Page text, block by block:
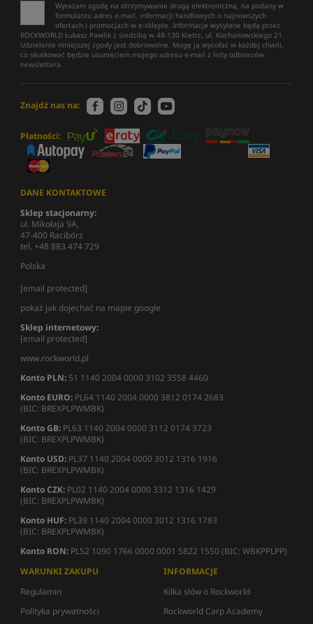
Wyrażam zgodę na otrzymywanie drogą elektroniczną, na podany w
formularzu adres e-mail, informacji handlowych o najnowszych
ofertach i promocjach w e-sklepie. Informacje wysyłane będą przez
ROCKWORLD Łukasz Pawlik z siedzibą w 48-130 Kietrz, ul. Kochanowskiego 21.
Udzielenie niniejszej zgody jest dobrowolne. Mogę ją wycofać w każdej chwili,
co skutkować będzie usunięciem mojego adresu e-mail z listy odbiorców
newslettera.
Znajdź nas na:
Płatności:
DANE KONTAKTOWE
Sklep stacjonarny:
ul. Mikołaja 9A,
47-400 Racibórz
tel. +48 883 474 729
Polska
[email protected]
pokaż jak dojechać na mapie google
Sklep internetowy:
[email protected]
www.rockworld.pl
Konto PLN: 51 1140 2004 0000 3102 3558 4460
Konto EURO: PL64 1140 2004 0000 3812 0174 2683
(BIC: BREXPLPWMBK)
Konto GB: PL63 1140 2004 0000 3112 0174 3723
(BIC: BREXPLPWMBK)
Konto USD: PL37 1140 2004 0000 3012 1316 1916
(BIC: BREXPLPWMBK)
Konto CZK: PL02 1140 2004 0000 3312 1316 1429
(BIC: BREXPLPWMBK)
Konto HUF: PL39 1140 2004 0000 3012 1316 1783
(BIC: BREXPLPWMBK)
Konto RON: PL52 1090 1766 0000 0001 5822 1550 (BIC: WBKPPLPP)
WARUNKI ZAKUPU
Regulamin
Polityka prywatności
INFORMACJE
Kilka słów o Rockworld
Rockworld Carp Academy